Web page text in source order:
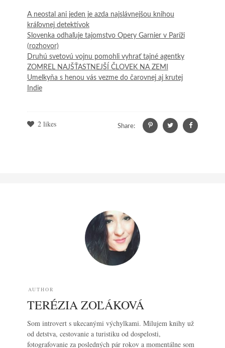
A neostal ani jeden je azda najslávnejšou knihou
kráľovnej detektívok
Slovenka odhaľuje tajomstvo Opery Garnier v Paríži
(rozhovor)
Druhú svetovú vojnu pomohli vyhrať tajné agentky
ZOMREL NAJŠŤASTNEJŠÍ ČLOVEK NA ZEMI
Umelkyňa s henou vás vezme do čarovnej aj krutej
Indie
2likes Share:
AUTHOR
TERÉZIA ZOĽÁKOVÁ
Som introvert s ukecanými výchylkami. Milujem knihy už
od detstva, cestovanie a turistiku od dospelosti,
fotografovanie za posledných pár rokov a momentálne som